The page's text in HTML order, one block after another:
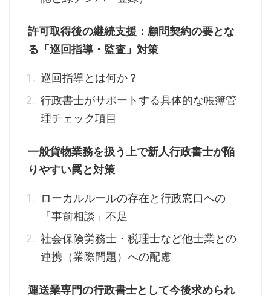
許可取得後の継続支援：顧問契約の要とな
る「巡回指導・監査」対策
巡回指導とは何か？
行政書士がサポートする具体的な帳簿管
理チェック項目
一般貨物業務を扱う上で新人行政書士が陥
りやすい罠と対策
ローカルルールの存在と行政窓口への
「事前相談」不足
社会保険労務士・税理士など他士業との
連携（業際問題）への配慮
運送業専門の行政書士として今後求められ